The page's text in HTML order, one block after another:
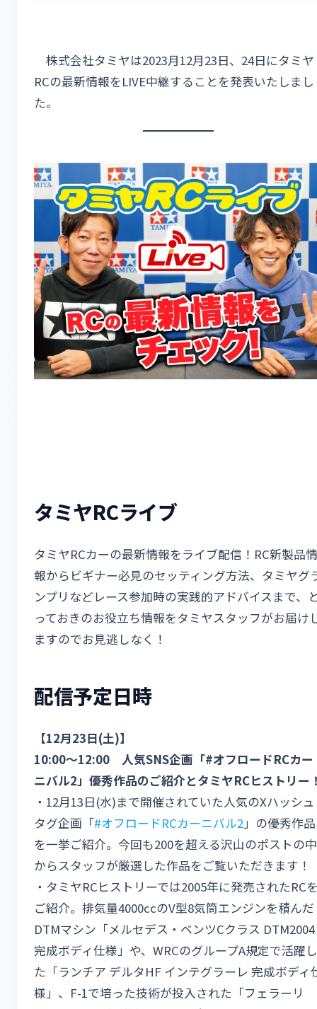
株式会社タミヤは2023月12月23日、24日にタミヤ
RCの最新情報をLIVE中継することを発表いたしまし
た。
タミヤRCライブ
タミヤRCカーの最新情報をライブ配信！RC新製品情
報からビギナー必見のセッティング方法、タミヤグ
ンプリなどレース参加時の実践的アドバイスまで、
っておきのお役立ち情報をタミヤスタッフがお届け
ますのでお見逃しなく！
配信予定日時
【12月23日(土)】
10:00～12:00 人気SNS企画「#オフロードRCカー
ニバル2」優秀作品のご紹介とタミヤRCヒストリー
・12月13日(水)まで開催されていた人気のXハッシュ
タグ企画「#オフロードRCカーニバル2」の優秀作品
を一挙ご紹介。今回も200を超える沢山のポストの中
からスタッフが厳選した作品をご覧いただきます！
・タミヤRCヒストリーでは2005年に発売されたRC
ご紹介。排気量4000ccのV型8気筒エンジンを積んだ
DTMマシン「メルセデス・ベンツCクラス DTM2004
完成ボディ仕様」や、WRCのグループA規定で活躍し
た「ランチア デルタHF インテグラーレ 完成ボディ
様」、F-1で培った技術が投入された「フェラーリ